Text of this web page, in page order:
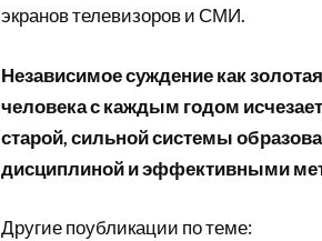
экранов телевизоров и СМИ.
Независимое суждение как
человека с каждым годом
старой, сильной системы
дисциплиной и эффективными
Другие поубликации по теме: